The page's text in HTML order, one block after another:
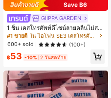
Save ฿6
GIIPPA GARDEN
1 ชิ้น เคสโทรศัพท์ดีไซน์ลายคลื่นไม่สม
มาตรสำหรับ Phone 17 Pro Max, เหม
าะสำหรับ Phone 16 Pro Max, 15 Pro
Max, 14 Pro Max, เคสโทรศัพท์สไตล์เ
กาหลีและน่าสนใจ, เข้ากันได้กับ 11/12/
13/14/15/16 Pro Max Plus, ดีไซน์หรู
ขวัญในอุดมคติสำหรับคริสต์มาส, วันว
าเลนไทน์, อีสเตอร์, ฤดูแต่งงานและวันเ
กิดสำหรับแฟนสาว
#1 ขายดี
ใน ไอโฟน SE3 เคสโทรศัพท์แฟชั่น
600+ sold
(100+)
฿53 -10% 2 วันสุดท้าย